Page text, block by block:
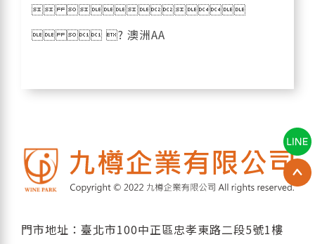
 
  ? 澳洲AA
門市地址：臺北市100中正區忠孝東路二段5號1樓